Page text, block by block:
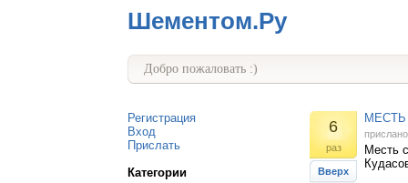
Шементом.Ру
Добро пожаловать :)
Регистрация
Вход
Прислать
Категории
6
раз
Вверх
МЕСТЬ
Месть